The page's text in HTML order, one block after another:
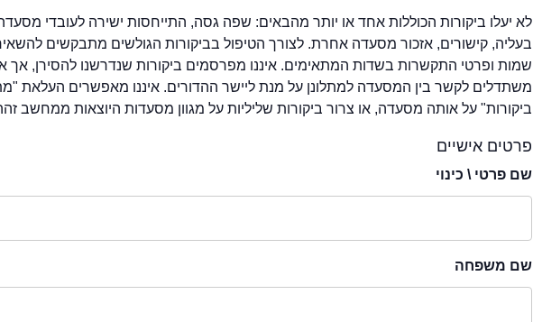
לא יעלו ביקורות הכוללות אחד או יותר מהבאים: שפה גסה, התייחסות ישירה לעובדי
בעליה, קישורים, אזכור מסעדה אחרת. לצורך הטיפול בביקורות הגולשים מתבקשים
שמות ופרטי התקשרות בשדות המתאימים. איננו מפרסמים ביקורות שנדרשנו להסירן, אך
משתדלים לקשר בין המסעדה למתלונן על מנת ליישר ההדורים. איננו מאפשרים העלאת
ביקורות" על אותה מסעדה, או צרור ביקורות שליליות על מגוון מסעדות היוצאות ממחשב
פרטים אישיים
שם פרטי \ כינוי
שם משפחה